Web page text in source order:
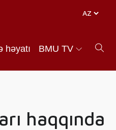
həyatı BMU TV
haqqında